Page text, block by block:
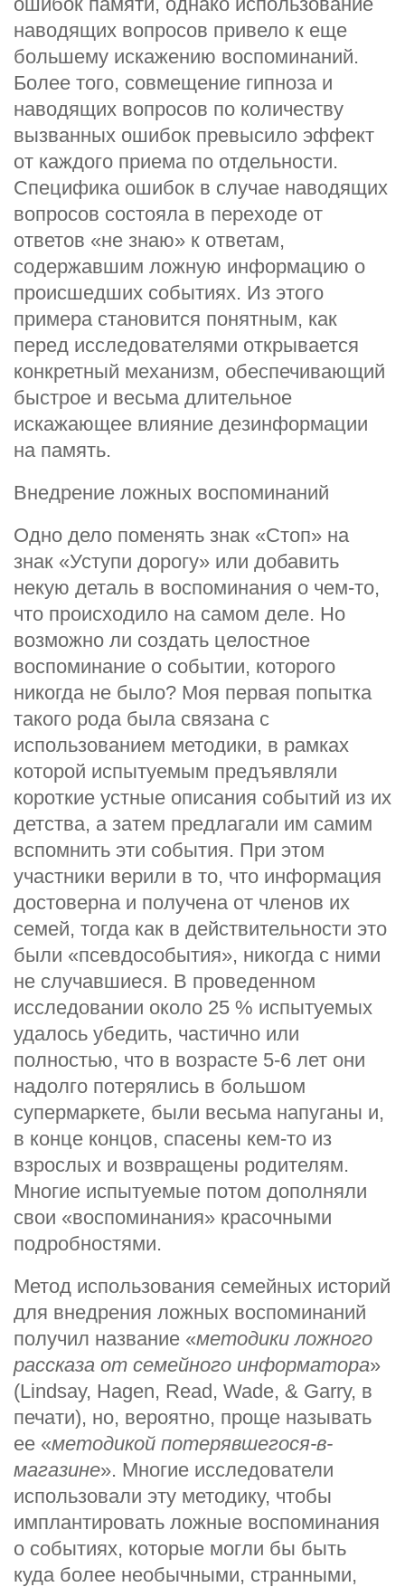
наводящих вопросов привело к еще
большему искажению воспоминаний.
Более того, совмещение гипноза и
наводящих вопросов по количеству
вызванных ошибок превысило эффект
от каждого приема по отдельности.
Специфика ошибок в случае наводящих
вопросов состояла в переходе от
ответов «не знаю» к ответам,
содержавшим ложную информацию о
происшедших событиях. Из этого
примера становится понятным, как
перед исследователями открывается
конкретный механизм, обеспечивающий
быстрое и весьма длительное
искажающее влияние дезинформации
на память.
Внедрение ложных воспоминаний
Одно дело поменять знак «Стоп» на
знак «Уступи дорогу» или добавить
некую деталь в воспоминания о чем-то,
что происходило на самом деле. Но
возможно ли создать целостное
воспоминание о событии, которого
никогда не было? Моя первая попытка
такого рода была связана с
использованием методики, в рамках
которой испытуемым предъявляли
короткие устные описания событий из их
детства, а затем предлагали им самим
вспомнить эти события. При этом
участники верили в то, что информация
достоверна и получена от членов их
семей, тогда как в действительности это
были «псевдособытия», никогда с ними
не случавшиеся. В проведенном
исследовании около 25 % испытуемых
удалось убедить, частично или
полностью, что в возрасте 5-6 лет они
надолго потерялись в большом
супермаркете, были весьма напуганы и,
в конце концов, спасены кем-то из
взрослых и возвращены родителям.
Многие испытуемые потом дополняли
свои «воспоминания» красочными
подробностями.
Метод использования семейных историй
для внедрения ложных воспоминаний
получил название «методики ложного
рассказа от семейного информатора»
(Lindsay, Hagen, Read, Wade, & Garry, в
печати), но, вероятно, проще называть
ее «методикой потерявшегося-в-
магазине». Многие исследователи
использовали эту методику, чтобы
имплантировать ложные воспоминания
о событиях, которые могли бы быть
куда более необычными, странными,